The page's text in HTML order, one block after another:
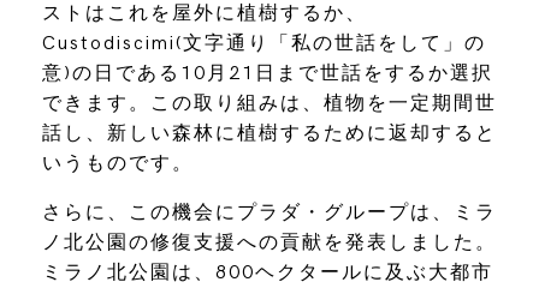
ストはこれを屋外に植樹するか、
Custodiscimi(文字通り「私の世話をして」の
意)の日である10月21日まで世話をするか選択
できます。この取り組みは、植物を一定期間世
話し、新しい森林に植樹するために返却すると
いうものです。
さらに、この機会にプラダ・グループは、ミラ
ノ北公園の修復支援への貢献を発表しました。
ミラノ北公園は、800ヘクタールに及ぶ大都市